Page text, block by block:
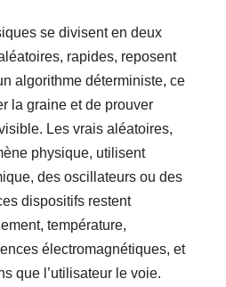
se divisent en deux
rapides, reposent
algorithme déterministe, ce
la graine et de prouver
Les vrais aléatoires,
physique, utilisent
des oscillateurs ou des
dispositifs restent
température,
électromagnétiques, et
que l’utilisateur le voie.